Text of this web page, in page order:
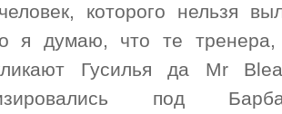
которого нельзя
я думаю, что те
Гусилья да Mr
под